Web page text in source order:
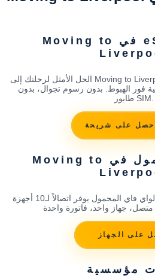
شريحة eSIM في Moving to
الحل الأمثل لرحلتك إلى Moving to Liverpool. شريحة eSIM تتفعل قبل
فور الهبوط. بدون رسوم تجوال، بدون
طابور SIM.
واي فاي محمول في Moving to
سفر عائلي أو جماعي؟ جهاز الواي فاي المحمول يوفر اتصالاً لـ10 أجهزة
على الجهاز
مؤسسية